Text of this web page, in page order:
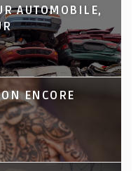
AUTOMOBILE,
ENCORE